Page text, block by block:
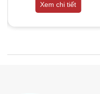
Xem chi tiết